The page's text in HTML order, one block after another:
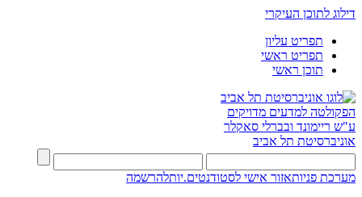
דילוג לתוכן העיקרי
תפריט עליון
תפריט ראשי
תוכן ראשי
הפקולטה למדעים מדויקים
ע"ש ריימונד ובברלי סאקלר
אוניברסיטת תל אביב
מערכת פניותאזור אישי לסטודנטים.יותלהרשמה